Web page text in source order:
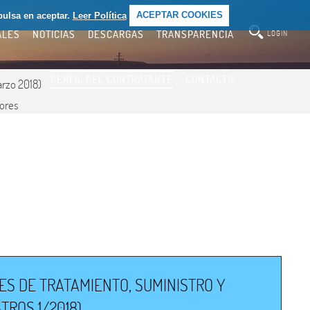
en aceptar. Leer Política ACEPTAR COOKIES
NOTICIAS DESCARGAS TRANSPARENCIA LOGIN
2018)
DE TRATAMIENTO, SUMINISTRO Y